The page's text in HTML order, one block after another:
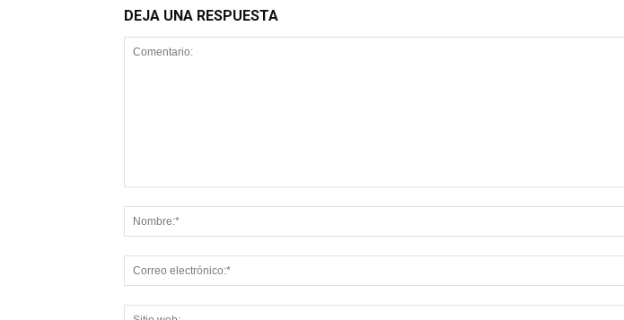
DEJA UNA RESPUESTA